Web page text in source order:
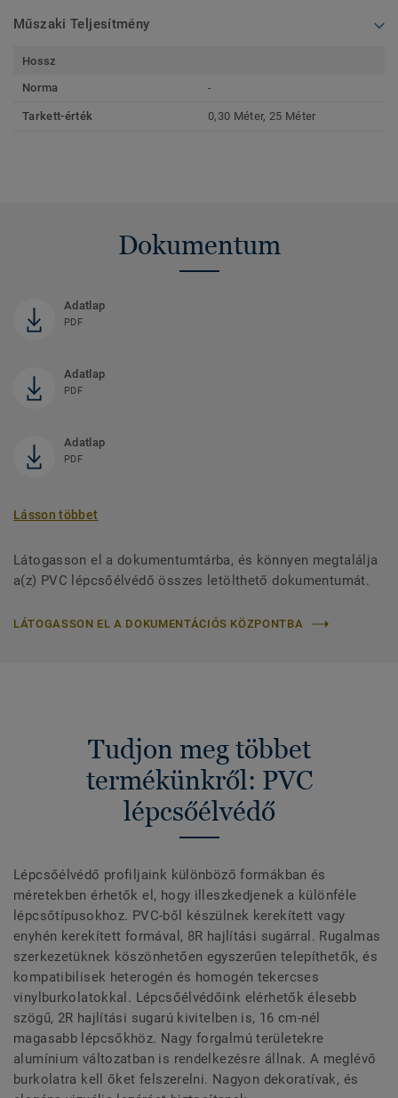
Műszaki Teljesítmény
Hossz
Norma
-
Tarkett-érték 0,30 Méter, 25 Méter
Dokumentum
Adatlap
PDF
Adatlap
PDF
Adatlap
PDF
Lásson többet
Látogasson el a dokumentumtárba, és könnyen megtalálja
a(z) PVC lépcsőélvédő összes letölthető dokumentumát.
LÁTOGASSON EL A DOKUMENTÁCIÓS KÖZPONTBA
Tudjon meg többet
termékünkről: PVC
lépcsőélvédő
Lépcsőélvédő profiljaink különböző formákban és
méretekben érhetők el, hogy illeszkedjenek a különféle
lépcsőtípusokhoz. PVC-ből készülnek kerekített vagy
enyhén kerekített formával, 8R hajlítási sugárral. Rugalmas
szerkezetüknek köszönhetően egyszerűen telepíthetők, és
kompatibilisek heterogén és homogén tekercses
vinylburkolatokkal. Lépcsőélvédőink elérhetők élesebb
szögű, 2R hajlítási sugarú kivitelben is, 16 cm-nél
magasabb lépcsőkhöz. Nagy forgalmú területekre
alumínium változatban is rendelkezésre állnak. A meglévő
burkolatra kell őket felszerelni. Nagyon dekoratívak, és